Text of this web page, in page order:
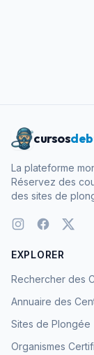
cursos
La plateforme
Réservez des
des sites de
EXPLORER
Rechercher des
Annuaire des
Sites de Plongée
Organismes